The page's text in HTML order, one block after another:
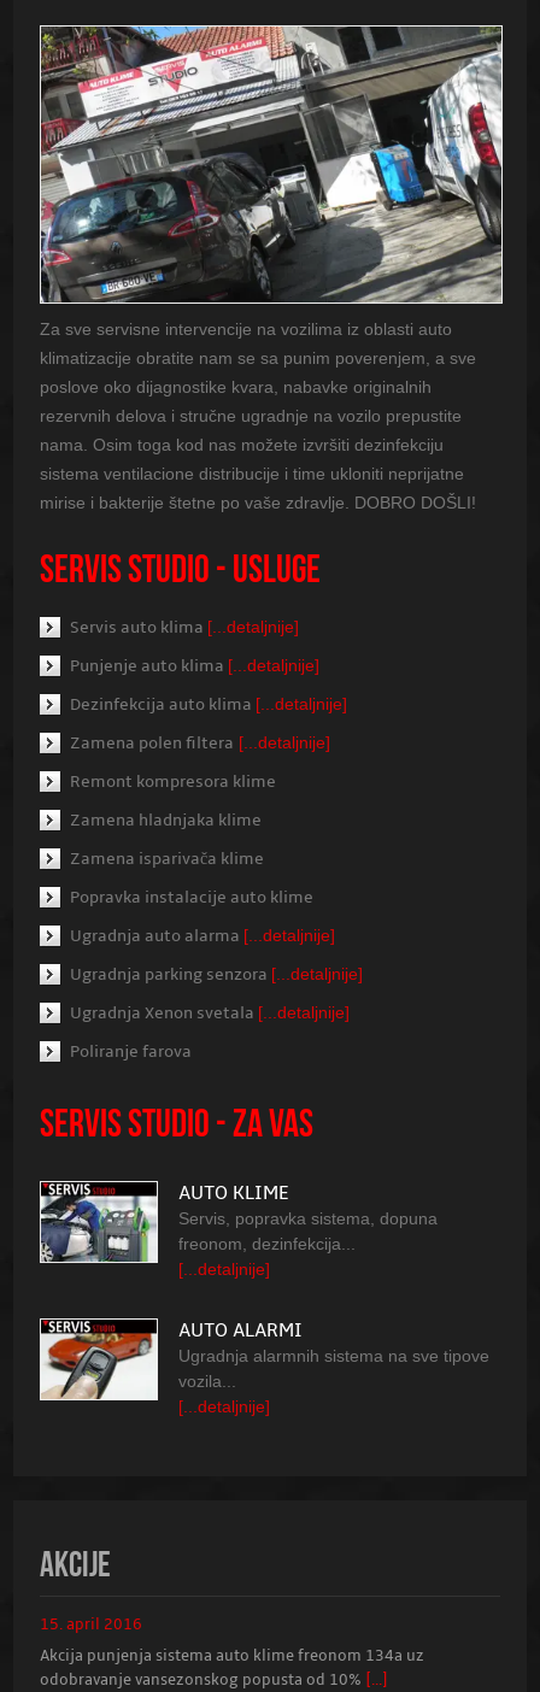
Za sve servisne intervencije na vozilima iz oblasti auto
klimatizacije obratite nam se sa punim poverenjem, a sve
poslove oko dijagnostike kvara, nabavke originalnih
rezervnih delova i stručne ugradnje na vozilo prepustite
nama. Osim toga kod nas možete izvršiti dezinfekciju
sistema ventilacione distribucije i time ukloniti neprijatne
mirise i bakterije štetne po vaše zdravlje. DOBRO DOŠLI!
SERVIS STUDIO - USLUGE
Servis auto klima [...detaljnije]
Punjenje auto klima [...detaljnije]
Dezinfekcija auto klima [...detaljnije]
Zamena polen filtera [...detaljnije]
Remont kompresora klime
Zamena hladnjaka klime
Zamena isparivača klime
Popravka instalacije auto klime
Ugradnja auto alarma [...detaljnije]
Ugradnja parking senzora [...detaljnije]
Ugradnja Xenon svetala [...detaljnije]
Poliranje farova
SERVIS STUDIO - ZA VAS
AUTO KLIME
Servis, popravka sistema, dopuna
freonom, dezinfekcija...
[...detaljnije]
AUTO ALARMI
Ugradnja alarmnih sistema na sve tipove
vozila...
[...detaljnije]
AKCIJE
15. april 2016
Akcija punjenja sistema auto klime freonom 134a uz
odobravanje vansezonskog popusta od 10%
[...]